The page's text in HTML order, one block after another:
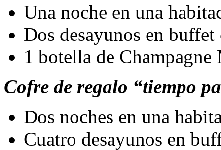
Una noche en una
Dos desayunos en
1 botella de
Cofre de regalo “tiempo
Dos noches en una
Cuatro desayunos en